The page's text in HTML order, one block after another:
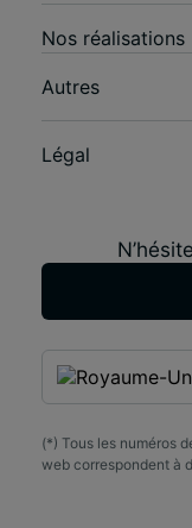
Nos réalisations
Autres
Légal
(*) Tous les numéros
web correspondent à